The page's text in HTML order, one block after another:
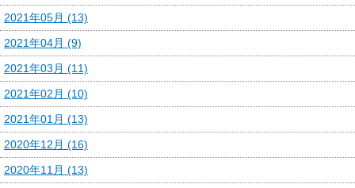
2021年05月 (13)
2021年04月 (9)
2021年03月 (11)
2021年02月 (10)
2021年01月 (13)
2020年12月 (16)
2020年11月 (13)